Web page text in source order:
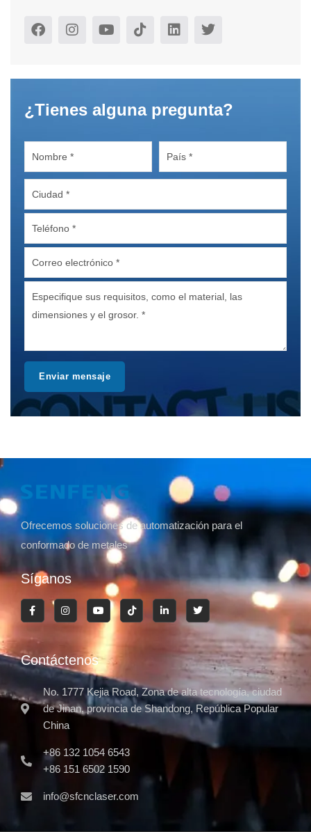
¿Tienes alguna pregunta?
Enviar mensaje
Ofrecemos soluciones de automatización para el
conformado de metales
Síganos
Contáctenos
No. 1777 Kejia Road, Zona de alta tecnología, ciudad
de Jinan, provincia de Shandong, República Popular
China
+86 132 1054 6543
+86 151 6502 1590
info@sfcnclaser.com